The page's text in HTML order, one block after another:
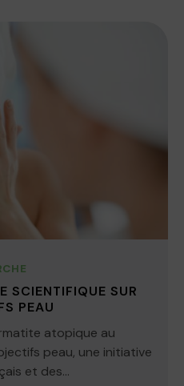
SCIENTIFIQUE SUR
PEAU
atopique au
peau, une initiative
et des...